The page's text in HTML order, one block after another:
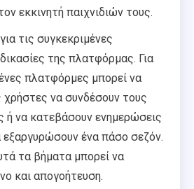
εκκινητή παιχνιδιών τους.
τις συγκεκριμένες
της πλατφόρμας. Για
πλατφόρμες μπορεί να
να συνδέσουν τους
ή να κατεβάσουν ενημερώσεις
εξαργυρώσουν ένα πάσο σεζόν.
τα βήματα μπορεί να
και απογοήτευση.